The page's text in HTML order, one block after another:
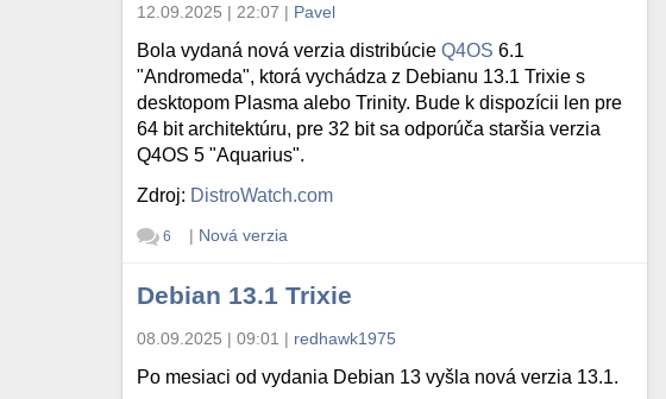
12.09.2025 | 22:07 | Pavel
Bola vydaná nová verzia distribúcieQ4OS 6.1
"Andromeda", ktorá vychádza z Debianu 13.1 Trixie s
desktopom Plasma alebo Trinity. Bude k dispozícii len pre
64 bit architektúru, pre 32 bit sa odporúča staršia verzia
Q4OS 5 "Aquarius".
Zdroj: DistroWatch.com
6 | Nová verzia
Debian 13.1 Trixie
08.09.2025 | 09:01 | redhawk1975
Po mesiaci od vydania Debian 13 vyšla nová verzia 13.1.